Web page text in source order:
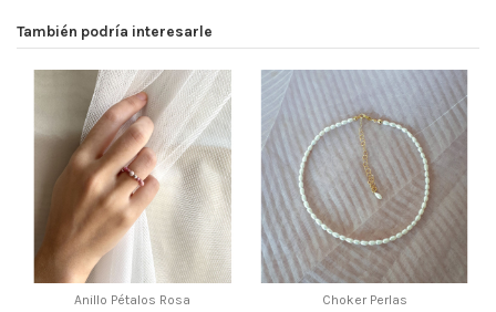
También podría interesarle
Anillo Pétalos Rosa
Choker Perlas